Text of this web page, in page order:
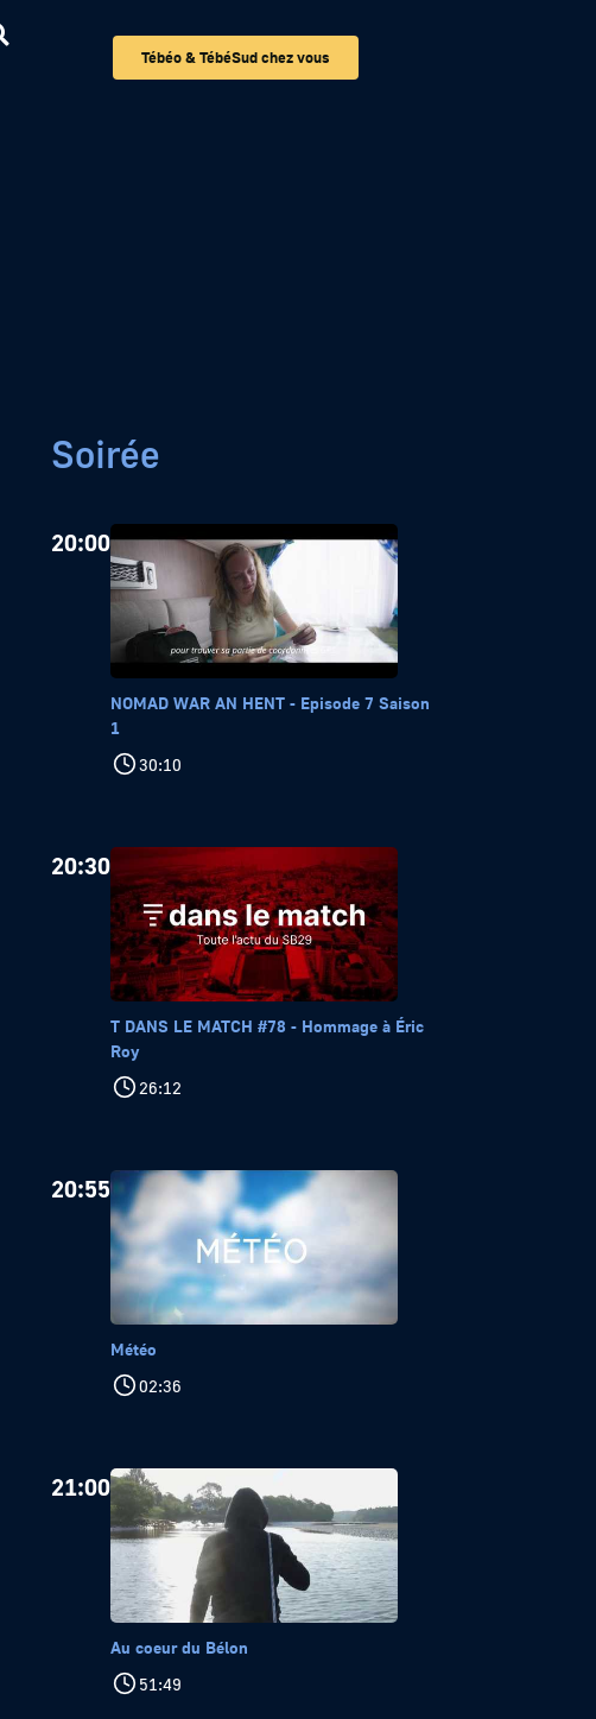
Tébéo & TébéSud chez vous
Soirée
20:00
NOMAD WAR AN HENT - Episode 7 Saison
1
30:10
20:30
T DANS LE MATCH #78 - Hommage à Éric
Roy
26:12
20:55
Météo
02:36
21:00
Au coeur du Bélon
51:49